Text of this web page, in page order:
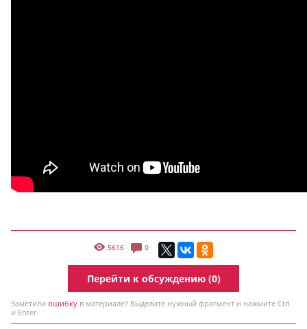
5616 0
Перейти к обсуждению (0)
Заметили ошибку в материале? Выделите нужный фрагмент и нажмите Ctrl
и Enter